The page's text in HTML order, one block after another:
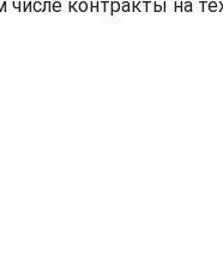
контракты на